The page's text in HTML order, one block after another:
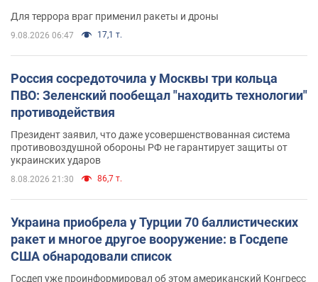
Для террора враг применил ракеты и дроны
9.08.2026 06:47 17,1 т.
Россия сосредоточила у Москвы три кольца
ПВО: Зеленский пообещал "находить технологии"
противодействия
Президент заявил, что даже усовершенствованная система
противовоздушной обороны РФ не гарантирует защиты от
украинских ударов
8.08.2026 21:30 86,7 т.
Украина приобрела у Турции 70 баллистических
ракет и многое другое вооружение: в Госдепе
США обнародовали список
Госдеп уже проинформировал об этом американский Конгресс